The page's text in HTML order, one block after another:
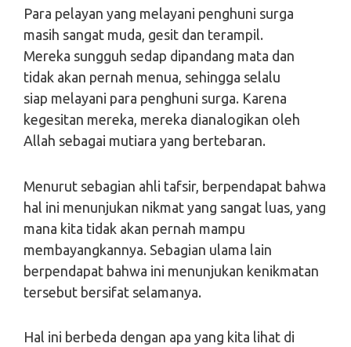
Para pelayan yang melayani penghuni surga
masih sangat muda, gesit dan terampil.
Mereka sungguh sedap dipandang mata dan
tidak akan pernah menua, sehingga selalu
siap melayani para penghuni surga. Karena
kegesitan mereka, mereka dianalogikan oleh
Allah sebagai mutiara yang bertebaran.
Menurut sebagian ahli tafsir, berpendapat bahwa
hal ini menunjukan nikmat yang sangat luas, yang
mana kita tidak akan pernah mampu
membayangkannya. Sebagian ulama lain
berpendapat bahwa ini menunjukan kenikmatan
tersebut bersifat selamanya.
Hal ini berbeda dengan apa yang kita lihat di